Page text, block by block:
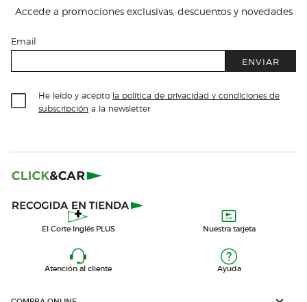
Accede a promociones exclusivas, descuentos y novedades
Email
ENVIAR
He leído y acepto la política de privacidad y condiciones de
subscripción a la newsletter
El Corte Inglés PLUS Nuestra tarjeta
Atención al cliente Ayuda